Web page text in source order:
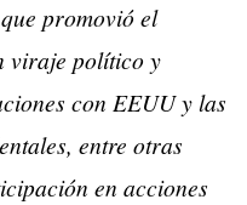
promovió el
viraje político y
con EEUU y las
entre otras
en acciones